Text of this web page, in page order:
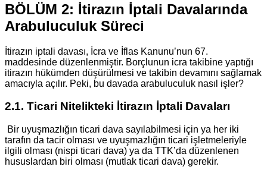
BÖLÜM 2: İtirazın İptali Davalarında
Arabuluculuk Süreci
İtirazın iptali davası, İcra ve İflas Kanunu’nun 67.
maddesinde düzenlenmiştir. Borçlunun icra takibine yaptığı
itirazın hükümden düşürülmesi ve takibin devamını sağlamak
amacıyla açılır. Peki, bu davada arabuluculuk nasıl işler?
2.1. Ticari Nitelikteki İtirazın İptali Davaları
Bir uyuşmazlığın ticari dava sayılabilmesi için ya her iki
tarafın da tacir olması ve uyuşmazlığın ticari işletmeleriyle
ilgili olması (nispi ticari dava) ya da TTK’da düzenlenen
hususlardan biri olması (mutlak ticari dava) gerekir.